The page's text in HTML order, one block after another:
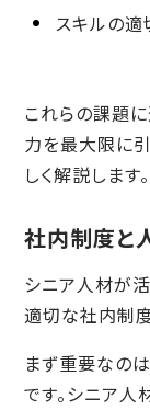
スキルの
これらの課題
力を最大限に
しく解説します。
社内制度と
シニア人材が
適切な社内制
まず重要なの
です。シニア